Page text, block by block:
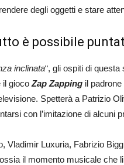
degli oggetti e stare
è possibile
inclinata“, gli ospiti di
il gioco Zap Zapping il
Spetterà a Patrizio
con l’imitazione di alcuni
Vladimir Luxuria, Fabrizio
il momento musicale che